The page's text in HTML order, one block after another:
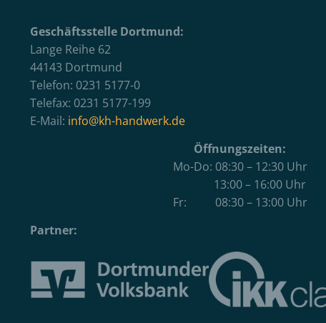
Geschäftsstelle Dortmund:
Lange Reihe 62
44143 Dortmund
Telefon: 0231 5177-0
Telefax: 0231 5177-199
E-Mail: info@kh-handwerk.de
Öffnungszeiten:
Mo-Do: 08:30 – 12:30 Uhr
13:00 – 16:00 Uhr
Fr: 08:30 – 13:00 Uhr
Partner: